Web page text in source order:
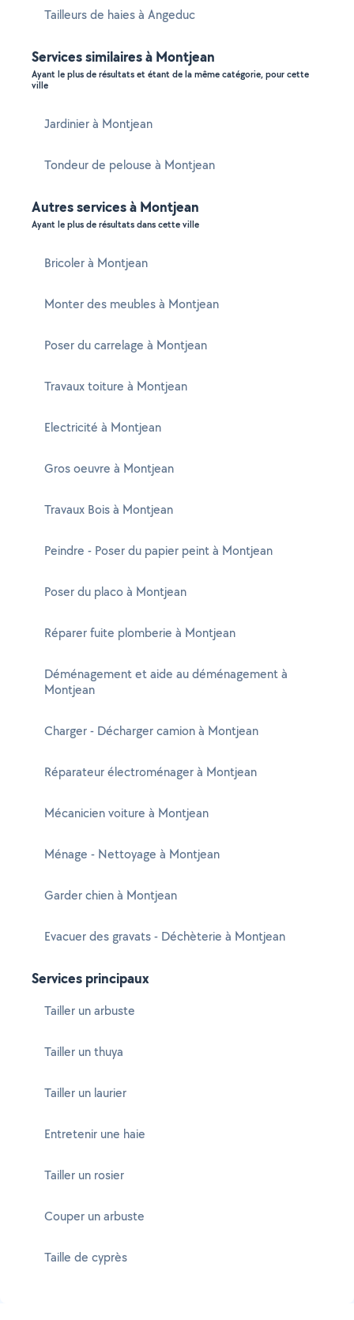
Tailleurs de haies à Angeduc
Services similaires à Montjean
Ayant le plus de résultats et étant de la même catégorie, pour cette
ville
Jardinier à Montjean
Tondeur de pelouse à Montjean
Autres services à Montjean
Ayant le plus de résultats dans cette ville
Bricoler à Montjean
Monter des meubles à Montjean
Poser du carrelage à Montjean
Travaux toiture à Montjean
Electricité à Montjean
Gros oeuvre à Montjean
Travaux Bois à Montjean
Peindre - Poser du papier peint à Montjean
Poser du placo à Montjean
Réparer fuite plomberie à Montjean
Déménagement et aide au déménagement à
Montjean
Charger - Décharger camion à Montjean
Réparateur électroménager à Montjean
Mécanicien voiture à Montjean
Ménage - Nettoyage à Montjean
Garder chien à Montjean
Evacuer des gravats - Déchèterie à Montjean
Services principaux
Tailler un arbuste
Tailler un thuya
Tailler un laurier
Entretenir une haie
Tailler un rosier
Couper un arbuste
Taille de cyprès